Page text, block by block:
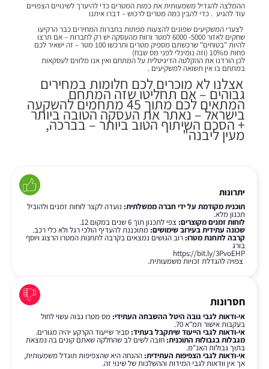
ההמלצה להגדיל משמעותית את כמות המטרים כדי להיערך לשינויים הצפויים
עוד להגיע . כדי להבין כמה מטרים לרכוש – דברו איתנו
לצערי המשקיעים שפונים להצעות מפתות בחברות המחירים כבר הרקיעו
שחקים לאזור 5000- 6000 למטר ורווח מהעסקה יש רק לחברות – אם תרצו
להיות "בטוחים" שרכשתם מספיק מטרים ותרכשו 100 מטר – זה ישאיר לכם
פחות מ10% (וזה נומינלי לפני מס שבח)
לכן הורדנו את ההקלטה הדיגיטלית על המתחם ואין אנו מלווים לעסקאות
במתחם בו אין תשואה למשקיעים .
אצלנו לא מוכרים לכם חלומות במחירים
גבוהים – אם תחליטו שזה המתחם
המתאים לכם מתוך 45 מתחמים להשקעה
בישראל – נאתר את העסקה הטובה ביותר
+ הסכם השיתוף הטוב ביותר – בברכה,
מעין ליבנה"
יתרונות
תוכנית מקודמת על ידי חברה ממשלתית: נועדה לקצר לוחות זמנים ולהוביל
תכנון מלא.
לוחות זמנים מקוצרים: צפי לתכנון תוך 6 שנים במקום 12.
שכונה עתידית בעירוב שימושים: מתוכננת להעדיף הולכי רגל ולא כלי רכב.
קרבה לתחנת מטרו: רוב הגושים נמצאים בקרבה לתחנות המטרו הרצוג ויוסף
בורג
https://bit.ly/3PvoEHP
צפויה להגדלת זכויות משמעותית.
חסרונות
אי-ודאות לגבי גובה היטל ההשבחה העתידי: מס מטרו גבוה עשוי לחול
בעקבות אישור תמ"א 70.
אי-ודאות לגבי הייעוד שיתקבל בעתיד: סביר שייעוד הקרקע יהיה מגורים.
מגבלות בגבולות התוכנית:חובה לשים לב שהחלקה שאתם קונים בה נמצאת
בתוך גבולות האנ"מ.
אי-ודאות לגבי הצפיפות העתידית: ההנחה היא שהצפיפות תוגדל משמעותית,
אך אין וודאות לגבי המידות וההשלכות של שינוי זה.